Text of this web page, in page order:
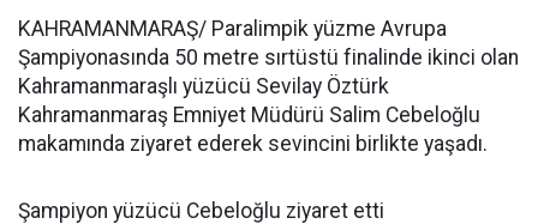
KAHRAMANMARAŞ/ Paralimpik yüzme Avrupa
Şampiyonasında 50 metre sırtüstü finalinde ikinci olan
Kahramanmaraşlı yüzücü Sevilay Öztürk
Kahramanmaraş Emniyet Müdürü Salim Cebeloğlu
makamında ziyaret ederek sevincini birlikte yaşadı.
Şampiyon yüzücü Cebeloğlu ziyaret etti